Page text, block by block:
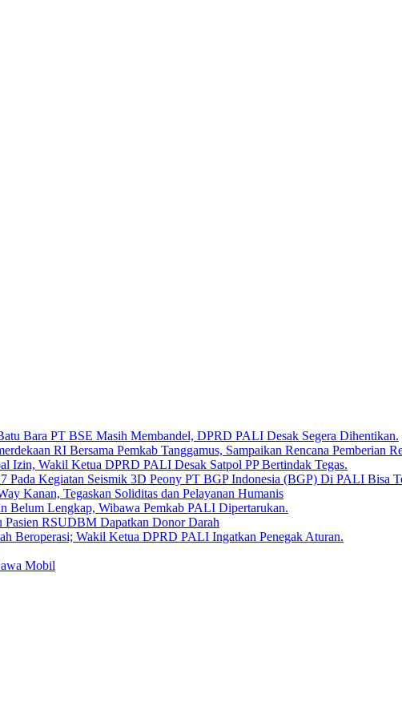
Bara PT BSE Masih Membandel, DPRD PALI Desak Segera Dihentikan.
RI Bersama Pemkab Tanggamus, Sampaikan Rencana Pemberian
Izin, Wakil Ketua DPRD PALI Desak Satpol PP Bertindak Tegas.
Pada Kegiatan Seismik 3D Peony PT BGP Indonesia (BGP) Di PALI Bisa
Kanan, Tegaskan Soliditas dan Pelayanan Humanis
Belum Lengkap, Wibawa Pemkab PALI Dipertarukan.
Pasien RSUDBM Dapatkan Donor Darah
Beroperasi; Wakil Ketua DPRD PALI Ingatkan Penegak Aturan.
Mobil